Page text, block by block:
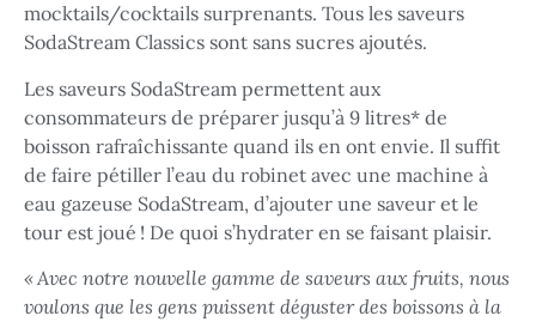
mocktails/cocktails surprenants. Tous les saveurs
SodaStream Classics sont sans sucres ajoutés.
Les saveurs SodaStream permettent aux
consommateurs de préparer jusqu’à 9 litres* de
boisson rafraîchissante quand ils en ont envie. Il suffit
de faire pétiller l’eau du robinet avec une machine à
eau gazeuse SodaStream, d’ajouter une saveur et le
tour est joué ! De quoi s’hydrater en se faisant plaisir.
« Avec notre nouvelle gamme de saveurs aux fruits, nous
voulons que les gens puissent déguster des boissons à la